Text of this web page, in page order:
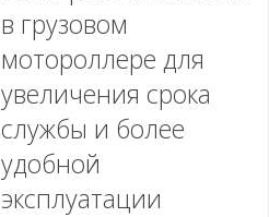
в грузовом
мотороллере для
увеличения срока
службы и более
удобной
эксплуатации